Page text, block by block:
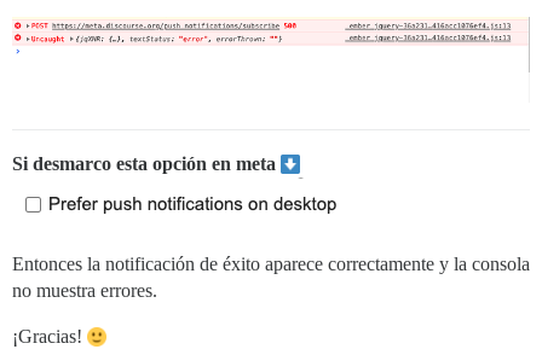
Si desmarco esta opción en meta
Entonces la notificación de éxito aparece correctamente y la consola
no muestra errores.
¡Gracias!